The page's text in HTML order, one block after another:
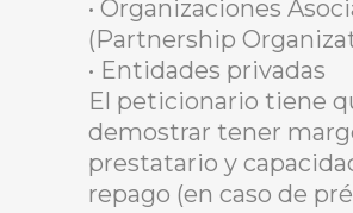
• Organizaciones
(Partnership
• Entidades privadas
El peticionario tiene
demostrar tener
prestatario y
repago (en caso de